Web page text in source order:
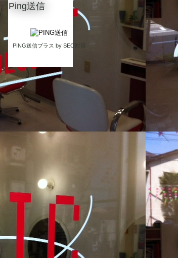
Ping送信
PING送信プラス by SEO対策